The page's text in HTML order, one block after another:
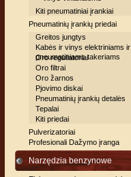
Kiti pneumatiniai įrankiai
Pneumatinių įrankių priedai
Greitos jungtys
Kabės ir vinys elektriniams ir
pneumatiniams takeriams
Oro reguliatoriai
Oro filtrai
Oro žarnos
Pjovimo diskai
Pneumatinių įrankių detalės
Tepalai
Kiti priedai
Pulverizatoriai
Profesionali Dažymo įranga
Narzędzia benzynowe